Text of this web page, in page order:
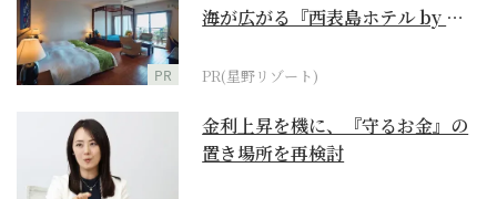
PR
海が広がる『西表島ホテル by 星
PR(星野リゾート)
金利上昇を機に、『守るお金』の
置き場所を再検討